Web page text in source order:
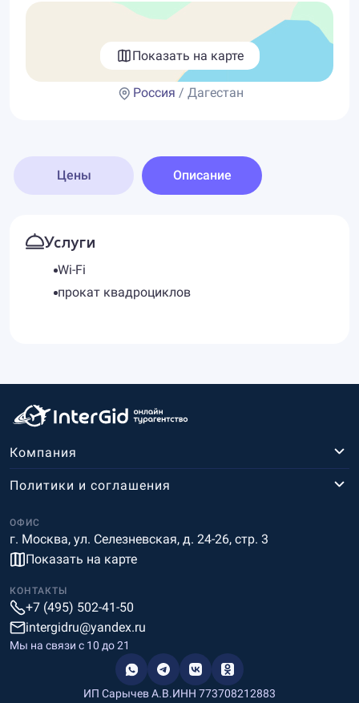
Показать на карте
Россия / Дагестан
Цены Описание
Услуги
Wi-Fi
прокат квадроциклов
Компания
ОФИС
г. Москва, ул. Селезневская, д. 24-26, стр. 3
Показать на карте
Политики и соглашения
КОНТАКТЫ
+7 (495) 502-41-50
intergidru@yandex.ru
Мы на связи c 10 до 21
ИП Сарычев А.В.ИНН 773708212883